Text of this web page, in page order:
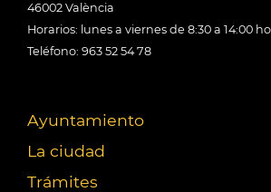
46002 València
Horarios: lunes a viernes de 8:30 a 14:00
Teléfono: 963 52 54 78
Ayuntamiento
La ciudad
Trámites